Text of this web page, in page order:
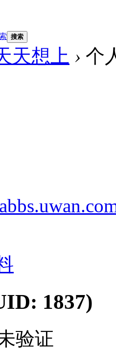
搜索
天想上 › 个
1837)
验证